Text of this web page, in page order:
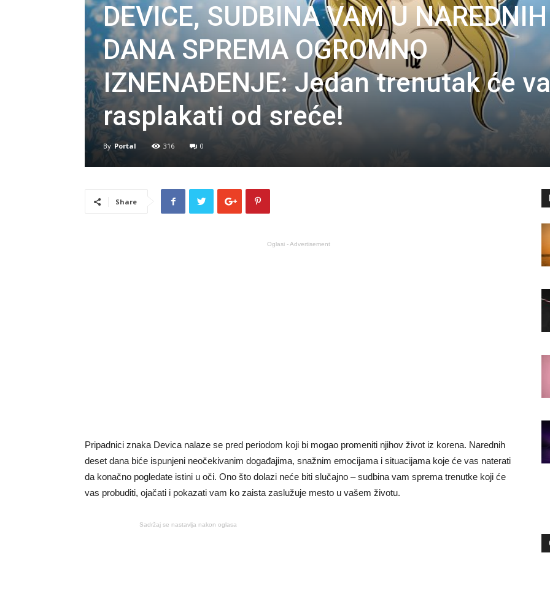
DEVICE, SUDBINA VAM U
DANA SPREMA OGROMNO
IZNENAĐENJE: Jedan trenutak će
rasplakati od sreće!
By Portal 316 0
Share
Oglasi - Advertisement
Pripadnici znaka Devica nalaze se pred periodom koji bi mogao promeniti njihov život iz korena. Narednih
deset dana biće ispunjeni neočekivanim događajima, snažnim emocijama i situacijama koje će vas naterati
da konačno pogledate istini u oči. Ono što dolazi neće biti slučajno – sudbina vam sprema trenutke koji će
vas probuditi, ojačati i pokazati vam ko zaista zaslužuje mesto u vašem životu.
Sadržaj se nastavlja nakon oglasa